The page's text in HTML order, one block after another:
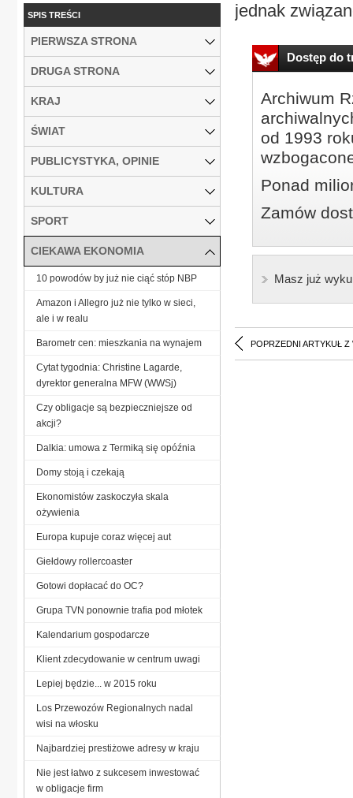
jednak
Dostęp do
Archiwum
od 1993
Ponad
Zamów
Masz już
POPRZEDNI ARTYKUŁ Z
SPIS TREŚCI
PIERWSZA STRONA
DRUGA STRONA
KRAJ
ŚWIAT
PUBLICYSTYKA, OPINIE
KULTURA
SPORT
CIEKAWA EKONOMIA
10 powodów by już nie ciąć stóp NBP
Amazon i Allegro już nie tylko w sieci,
ale i w realu
Barometr cen: mieszkania na wynajem
Cytat tygodnia: Christine Lagarde,
dyrektor generalna MFW (WWSj)
Czy obligacje są bezpieczniejsze od
akcji?
Dalkia: umowa z Termiką się opóźnia
Domy stoją i czekają
Ekonomistów zaskoczyła skala
ożywienia
Europa kupuje coraz więcej aut
Giełdowy rollercoaster
Gotowi dopłacać do OC?
Grupa TVN ponownie trafia pod młotek
Kalendarium gospodarcze
Klient zdecydowanie w centrum uwagi
Lepiej będzie... w 2015 roku
Los Przewozów Regionalnych nadal
wisi na włosku
Najbardziej prestiżowe adresy w kraju
Nie jest łatwo z sukcesem inwestować
w obligacje firm